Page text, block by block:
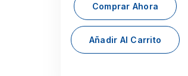
Comprar Ahora
Añadir Al Carrito